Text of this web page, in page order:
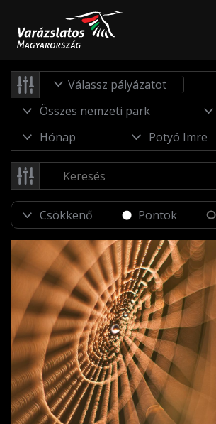
Válassz pályázatot
Pontok